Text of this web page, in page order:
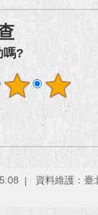
嗎?
資料維護：臺